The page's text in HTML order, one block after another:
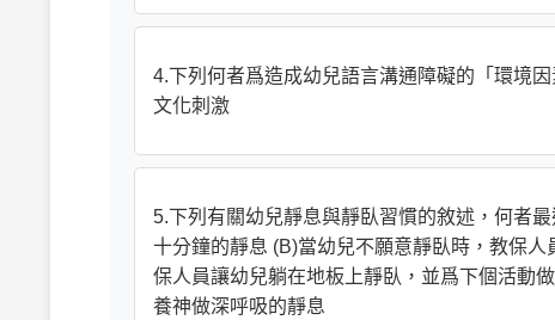
4.下列何者爲造成幼兒語言溝通障礙的「環境
文化刺激
5.下列有關幼兒靜息與靜臥習慣的敘述，何者
十分鐘的靜息 (B)當幼兒不願意靜臥時，教保
保人員讓幼兒躺在地板上靜臥，並爲下個活動
養神做深呼吸的靜息